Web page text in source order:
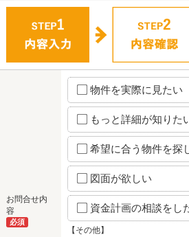
お問合せ内
容
必須
物件を実際に見たい
もっと詳細が知りた
希望に合う物件を探
図面が欲しい
資金計画の相談をし
【その他】